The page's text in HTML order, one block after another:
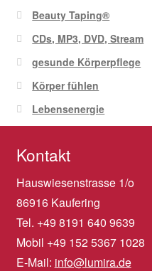
Beauty Taping®
CDs, MP3, DVD, Stream
gesunde Körperpflege
Körper fühlen
Lebensenergie
Kontakt
Hauswiesenstrasse 1/o
86916 Kaufering
Tel. +49 8191 640 9639
Mobil +49 152 5367 1028
E-Mail: info@lumira.de